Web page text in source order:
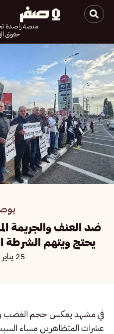
منصة راصدة
حقوق
ضد العنف والجريمة
يحتج ويتهم الشرطة
25 يناير 2026
في مشهد يعكس حجم الغضب